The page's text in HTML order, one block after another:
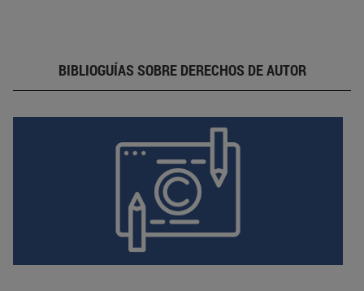
BIBLIOGUÍAS SOBRE DERECHOS DE AUTOR